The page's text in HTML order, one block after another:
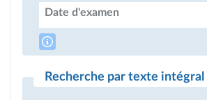
Date d'examen
Recherche par texte intégral